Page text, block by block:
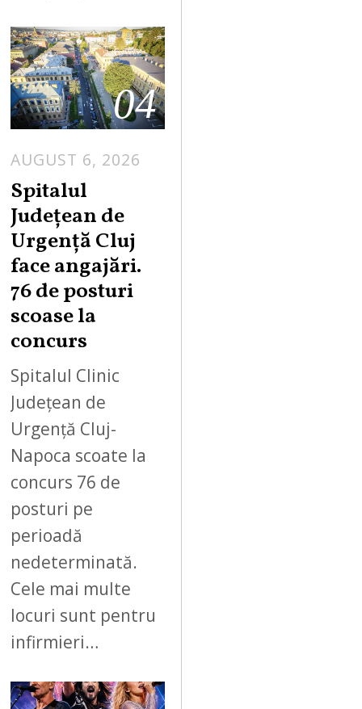
04
AUGUST 6, 2026
Spitalul
Județean de
Urgență Cluj
face angajări.
76 de posturi
scoase la
concurs
Spitalul Clinic
Județean de
Urgență Cluj-
Napoca scoate la
concurs 76 de
posturi pe
perioadă
nedeterminată.
Cele mai multe
locuri sunt pentru
infirmieri…